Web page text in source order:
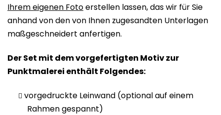
Ihrem eigenen Fotoerstellen lassen, das wir für Sie
anhand von den von Ihnen zugesandten Unterlagen
maßgeschneidert anfertigen.
Der Set mit dem vorgefertigten Motiv zur
Punktmalerei enthält Folgendes:
vorgedruckte Leinwand (optional auf einem
Rahmen gespannt)